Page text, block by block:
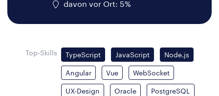
davon vor Ort: 5%
Top-Skills TypeScript JavaScript Node.js
Angular Vue WebSocket
UX-Design Oracle PostgreSQL